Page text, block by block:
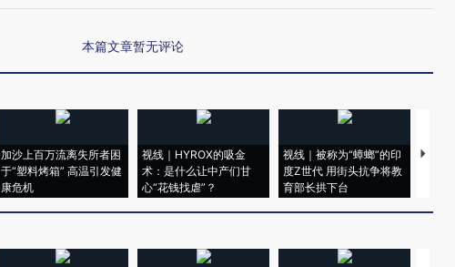
本篇文章暂无评论
加沙上百万流离失所者困
于“塑料烤箱” 高温引发健
康危机
视线｜HYROX的吸金
术：是什么让中产们甘
心“花钱找虐”？
视线｜被称为“蟑螂”的印
度Z世代 用街头抗争将教
育部长拱下台
视线
机”